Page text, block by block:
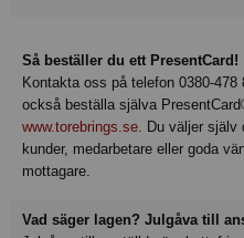
Så beställer du ett PresentCard!
Kontakta oss på telefon 0380-
också beställa själva
www.torebrings.se. Du väljer själv
kunder, medarbetare eller goda
mottagare.
Vad säger lagen? Julgåva till